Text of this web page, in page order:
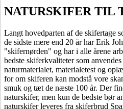
NATURSKIFER TIL
Langt hovedparten af de skifertage
de sidste mere end 20 år har Erik
"skifernørden" og har i alle årene
bedste skiferkvaliteter som
naturmaterialet, materialetest og
for om skiferen kan modstå vore
smuk og tæt de næste 100 år. Der
naturskifer, men kun de bedste bør
naturskifer leveres fra skiferbrud